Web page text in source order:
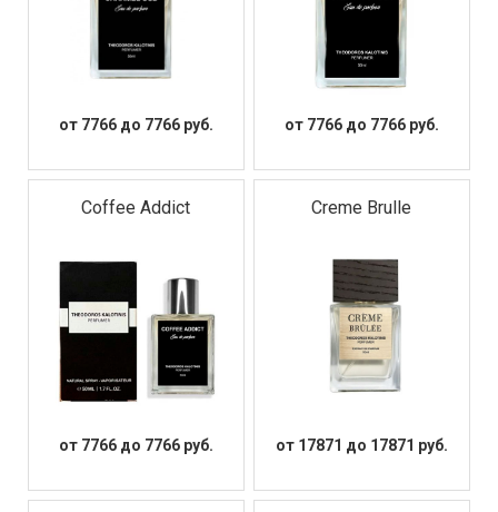
от 7766 до 7766 руб. от 7766 до 7766 руб.
Coffee Addict
от 7766 до 7766 руб.
Creme Brulle
от 17871 до 17871 руб.